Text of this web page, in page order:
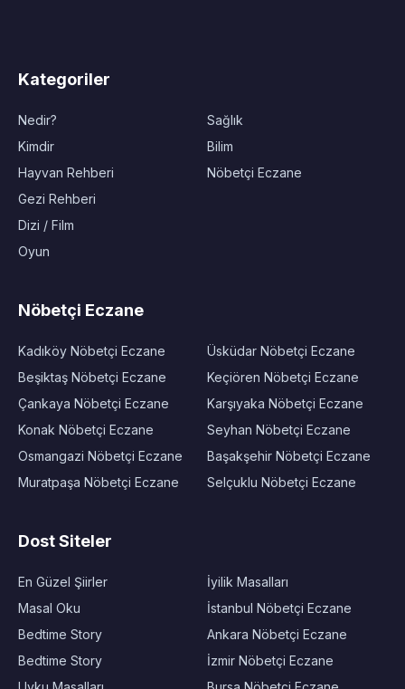
Kategoriler
Nedir?
Kimdir
Hayvan Rehberi
Gezi Rehberi
Dizi / Film
Oyun
Sağlık
Bilim
Nöbetçi Eczane
Nöbetçi Eczane
Kadıköy Nöbetçi Eczane
Beşiktaş Nöbetçi Eczane
Çankaya Nöbetçi Eczane
Konak Nöbetçi Eczane
Osmangazi Nöbetçi Eczane
Muratpaşa Nöbetçi Eczane
Üsküdar Nöbetçi Eczane
Keçiören Nöbetçi Eczane
Karşıyaka Nöbetçi Eczane
Seyhan Nöbetçi Eczane
Başakşehir Nöbetçi Eczane
Selçuklu Nöbetçi Eczane
Dost Siteler
En Güzel Şiirler
Masal Oku
Bedtime Story
Bedtime Story
İyilik Masalları
İstanbul Nöbetçi Eczane
Ankara Nöbetçi Eczane
İzmir Nöbetçi Eczane